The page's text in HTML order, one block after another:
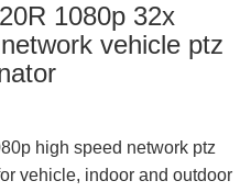
1080p 32x
vehicle ptz
high speed network ptz
vehicle, indoor and outdoor